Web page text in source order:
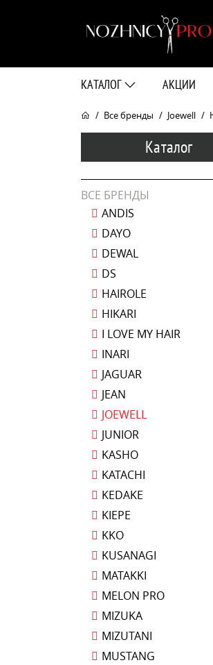
КАТАЛОГ АКЦИИ
Все бренды Joewell
Каталог
ВСЕ БРЕНДЫ
ANDIS
DAYO
DEWAL
DS
HAIROLE
HIKARI
I LOVE MY HAIR
INARI
JAGUAR
JEAN
JOEWELL
JUNIOR
KASHO
KATACHI
KEDAKE
KIEPE
KKO
KUSANAGI
MATAKKI
MELON PRO
MIZUKA
MIZUTANI
MUSTANG